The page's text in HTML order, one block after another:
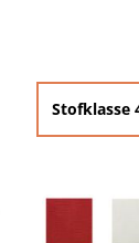
Stofklasse